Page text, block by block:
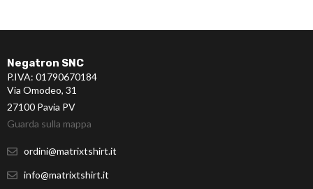
Negatron SNC
P.IVA: 01790670184
Via Omodeo, 31
27100 Pavia PV
Guarda sulla mappa
ordini@matrixtshirt.it
info@matrixtshirt.it